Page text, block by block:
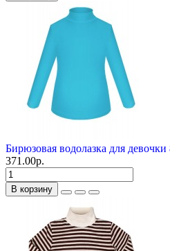
Бирюзовая водолазка для
371.00р.
В корзину